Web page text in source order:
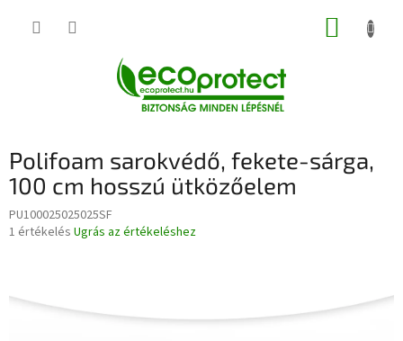
KOSÁR
Polifoam sarokvédő, fekete-sárga,
100 cm hosszú ütközőelem
PU100025025025SF
A
5-
1 értékelés Ugrás az értékeléshez